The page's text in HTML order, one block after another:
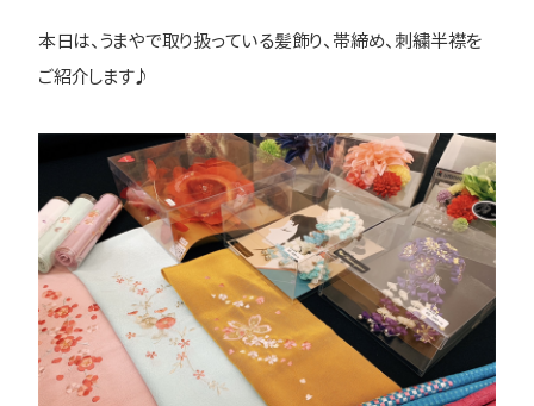
本日は、うまやで取り扱っている髪飾り、帯締め、刺繍半襟を
ご紹介します♪